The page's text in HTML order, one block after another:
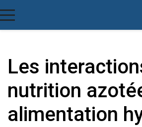
Les
nutrition
alimentation